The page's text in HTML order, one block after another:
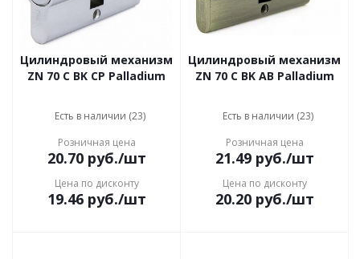
Цилиндровый механизм
ZN 70 C BK CP Palladium
Есть в наличии (23)
Розничная цена
20.70руб./шт
Цена по дисконту
19.46руб./шт
Цилиндровый механизм
ZN 70 C BK AB Palladium
Есть в наличии (23)
Розничная цена
21.49руб./шт
Цена по дисконту
20.20руб./шт